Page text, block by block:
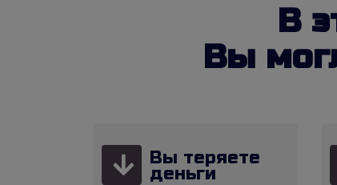
В
Вы
Вы теряете
деньги